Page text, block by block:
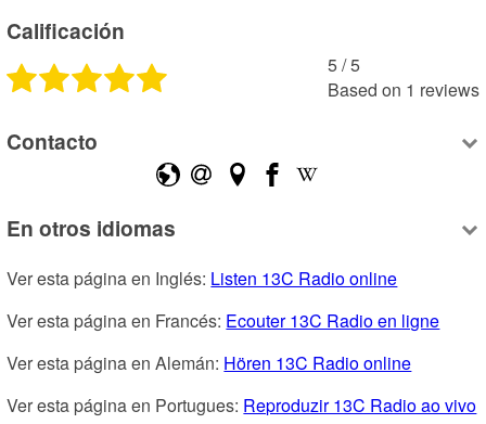
Calificación
5 /5
Based on 1 reviews
Contacto
En otros idiomas
Ver esta página en Inglés: Listen 13C Radio online
Ver esta página en Francés: Ecouter 13C Radio en ligne
Ver esta página en Alemán: Hören 13C Radio online
Ver esta página en Portugues: Reproduzir 13C Radio ao vivo